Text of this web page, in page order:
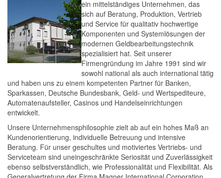
ein mittelständiges Unternehmen, das
sich auf Beratung, Produktion, Vertrieb
und Service für qualitativ hochwertige
Komponenten und Systemlösungen der
modernen Geldbearbeitungstechnik
spezialisiert hat. Seit unserer
Firmengründung im Jahre 1991 sind wir
sowohl national als auch international tätig
und haben uns zu einem kompetenten Partner für Banken,
Sparkassen, Deutsche Bundesbank, Geld- und Wertspediteure,
Automatenaufsteller, Casinos und Handelseinrichtungen
entwickelt.
Unsere Unternehmensphilosophie zielt ab auf ein hohes Maß an
Kundenorientierung, individuelle Betreuung und intensive
Beratung. Für unser geschultes und motiviertes Vertriebs- und
Serviceteam sind uneingeschränkte Seriosität und Zuverlässigkeit
ebenso selbstverständlich, wie Professionalität und Flexibilität. Als